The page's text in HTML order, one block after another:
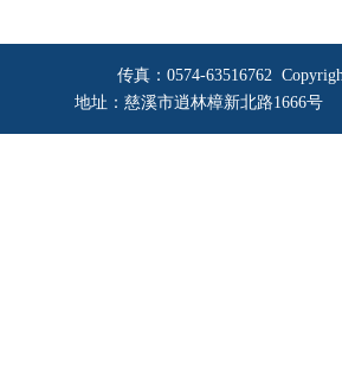
传真：0574-63516762
地址：慈溪市逍林樟新北路1666